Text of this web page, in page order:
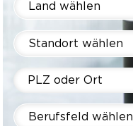
Land wählen
Standort wählen
Berufsfeld wählen